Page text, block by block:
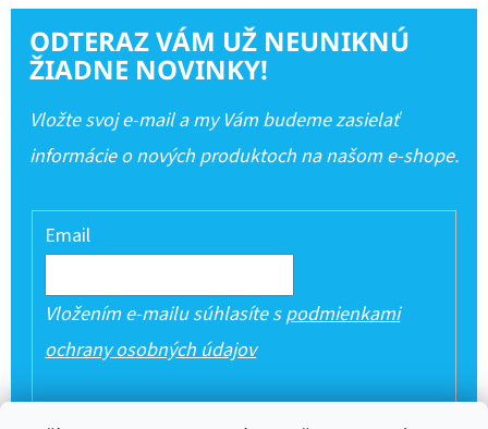
ODTERAZ VÁM UŽ NEUNIKNÚ
ŽIADNE NOVINKY!
Vložte svoj e-mail a my Vám budeme zasielať
informácie o nových produktoch na našom e-shope.
Email
Vložením e-mailu súhlasíte spodmienkami
ochrany osobných údajov